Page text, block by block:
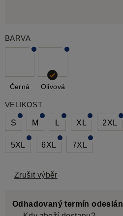
BARVA
Černá Olivová
VELIKOST
S M L XL 2XL
5XL 6XL 7XL
Zrušit výběr
Odhadovaný termín